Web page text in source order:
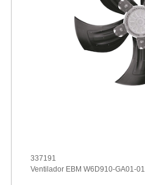
337191
Ventilador EBM W6D910-GA01-01